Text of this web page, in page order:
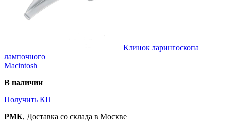
Клинок ларингоскопа
лампочного
Macintosh
В наличии
Получить КП
РМК, Доставка со склада в Москве